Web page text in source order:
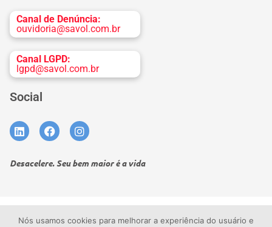
Canal de Denúncia:
ouvidoria@savol.com.br
Canal LGPD:
lgpd@savol.com.br
Social
Desacelere. Seu bem maior é a vida
Termos de uso Política de privacidade
Nós usamos cookies para melhorar a experiência do usuário e